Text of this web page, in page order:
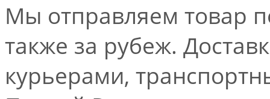
Мы отправляем товар
также за рубеж.
курьерами,